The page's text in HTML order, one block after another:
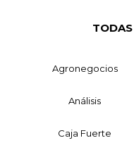
Agronegocios
Análisis
Caja Fuerte